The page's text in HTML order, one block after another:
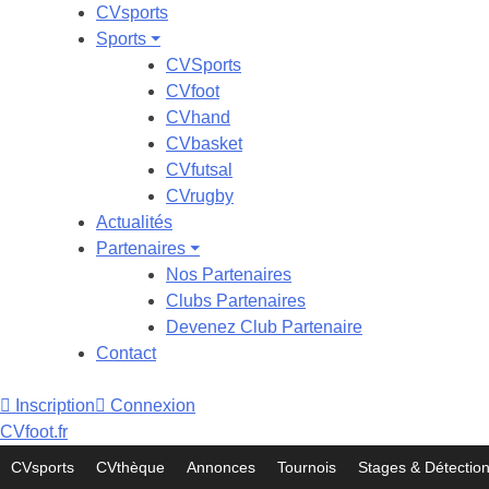
CVsports
Sports ⏷
CVSports
CVfoot
CVhand
CVbasket
CVfutsal
CVrugby
Actualités
Partenaires ⏷
Nos Partenaires
Clubs Partenaires
Devenez Club Partenaire
Contact
Inscription
Connexion
CVfoot.fr
CVsports CVthèque Annonces Tournois Stages &